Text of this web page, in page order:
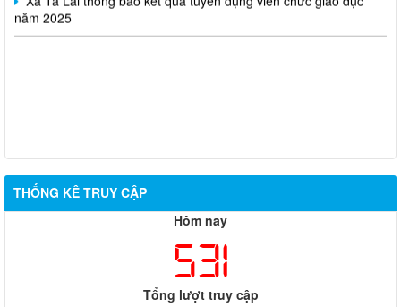
năm 2025
THỐNG KÊ TRUY CẬP
Hôm nay
531
Tổng lượt truy cập